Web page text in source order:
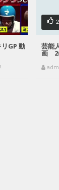
GP 動
2
芸能
画